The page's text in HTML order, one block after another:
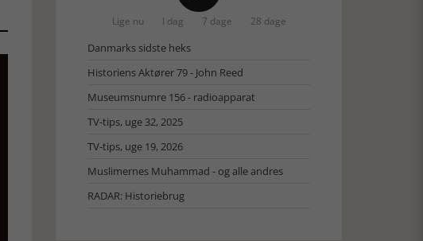
Lige nu I dag 7 dage 28 dage
Danmarks sidste heks
Historiens Aktører 79 - John Reed
Museumsnumre 156 - radioapparat
TV-tips, uge 32, 2025
TV-tips, uge 19, 2026
Muslimernes Muhammad - og alle andres
RADAR: Historiebrug